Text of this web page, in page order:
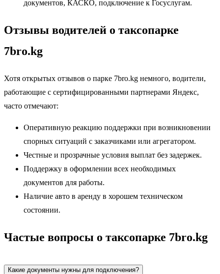
документов, КАСКО, подключение к Госуслугам.
Отзывы водителей о таксопарке
7bro.kg
Хотя открытых отзывов о парке 7bro.kg немного, водители,
работающие с сертифицированными партнерами Яндекс,
часто отмечают:
Оперативную реакцию поддержки при возникновении
спорных ситуаций с заказчиками или агрегатором.
Честные и прозрачные условия выплат без задержек.
Поддержку в оформлении всех необходимых
документов для работы.
Наличие авто в аренду в хорошем техническом
состоянии.
Частые вопросы о таксопарке 7bro.kg
Какие документы нужны для подключения?